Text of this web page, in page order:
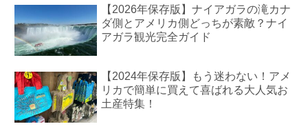
【2026年保存版】ナイアガラの滝カナ
ダ側とアメリカ側どっちが素敵？ナイ
アガラ観光完全ガイド
【2024年保存版】もう迷わない！アメ
リカで簡単に買えて喜ばれる大人気お
土産特集！